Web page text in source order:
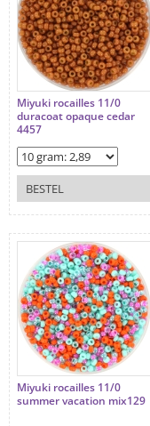
Miyuki rocailles 11/0
duracoat opaque cedar
4457
BESTEL
Miyuki rocailles 11/0
summer vacation mix129